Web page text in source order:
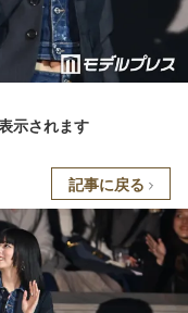
示されます
記事に戻る